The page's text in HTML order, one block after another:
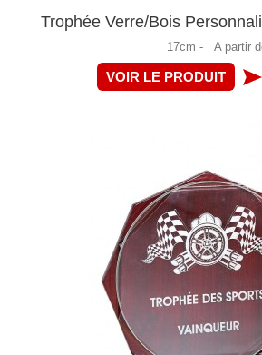
Trophée Verre/Bois
17cm - A partir
VOIR LE PRODUIT